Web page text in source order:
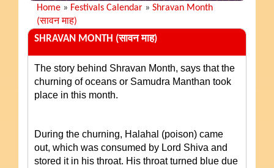
Home » Festivals Calendar » Shravan Month
(सावन माह)
SHRAVAN MONTH (सावन माह)
The story behind Shravan Month, says that the
churning of oceans or Samudra Manthan took
place in this month.
During the churning, Halahal (poison) came
out, which was consumed by Lord Shiva and
stored it in his throat. His throat turned blue due